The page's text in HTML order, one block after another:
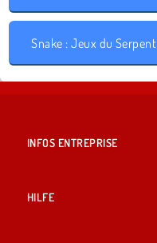
Snake : Jeux du Serpent
INFOS ENTREPRISE
HILFE